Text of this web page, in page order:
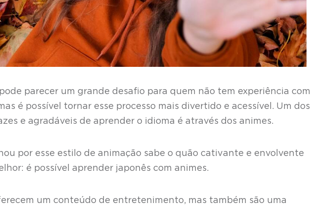
parecer um grande desafio para quem não tem experiência com
é possível tornar esse processo mais divertido e acessível. Um dos
e agradáveis de aprender o idioma é através dos animes.
por esse estilo de animação sabe o quão cativante e envolvente
é possível aprender japonês com animes.
um conteúdo de entretenimento, mas também são uma